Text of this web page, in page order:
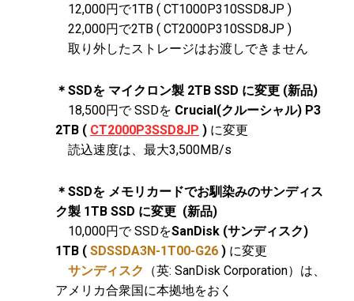
12,000円で1TB ( CT1000P310SSD8JP )
22,000円で2TB ( CT2000P310SSD8JP )
取り外したストレージはお渡しできません
＊SSDを マイクロン製 2TB SSD に変更 (新品)
18,500円で SSDを Crucial(クルーシャル) P3
2TB ( CT2000P3SSD8JP ) に変更
読込速度は、最大3,500MB/s
＊SSDを メモリカードでお馴染みのサンディス
ク製 1TB SSD に変更 (新品)
10,000円で SSDをSanDisk (サンディスク)
1TB ( SDSSDA3N-1T00-G26 ) に変更
サンディスク
（英: SanDisk Corporation）は、
アメリカ合衆国に本拠地をおく